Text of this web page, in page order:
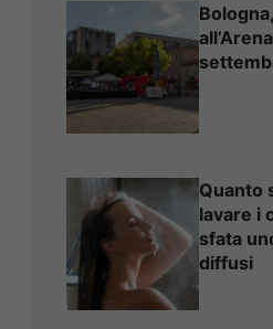
Quanto
lavare i
sfata
diffusi